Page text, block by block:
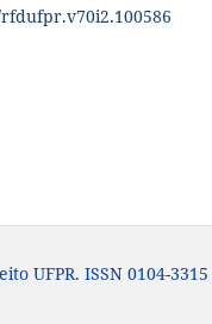
UFPR. ISSN 0104-